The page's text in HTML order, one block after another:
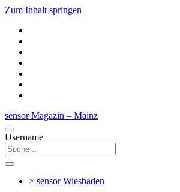
Zum Inhalt springen
sensor Magazin – Mainz
Username
> sensorWiesbaden